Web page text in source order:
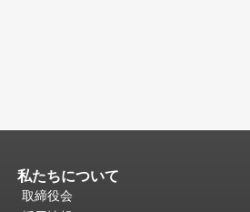
私たちについて
取締役会